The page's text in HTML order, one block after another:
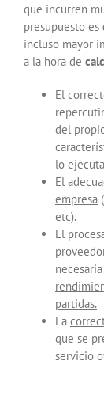
que incurren
presupuesto es
incluso mayor
a la hora de
El
del
lo
El
empresa
etc).
El
partidas.
La
que se
servicio